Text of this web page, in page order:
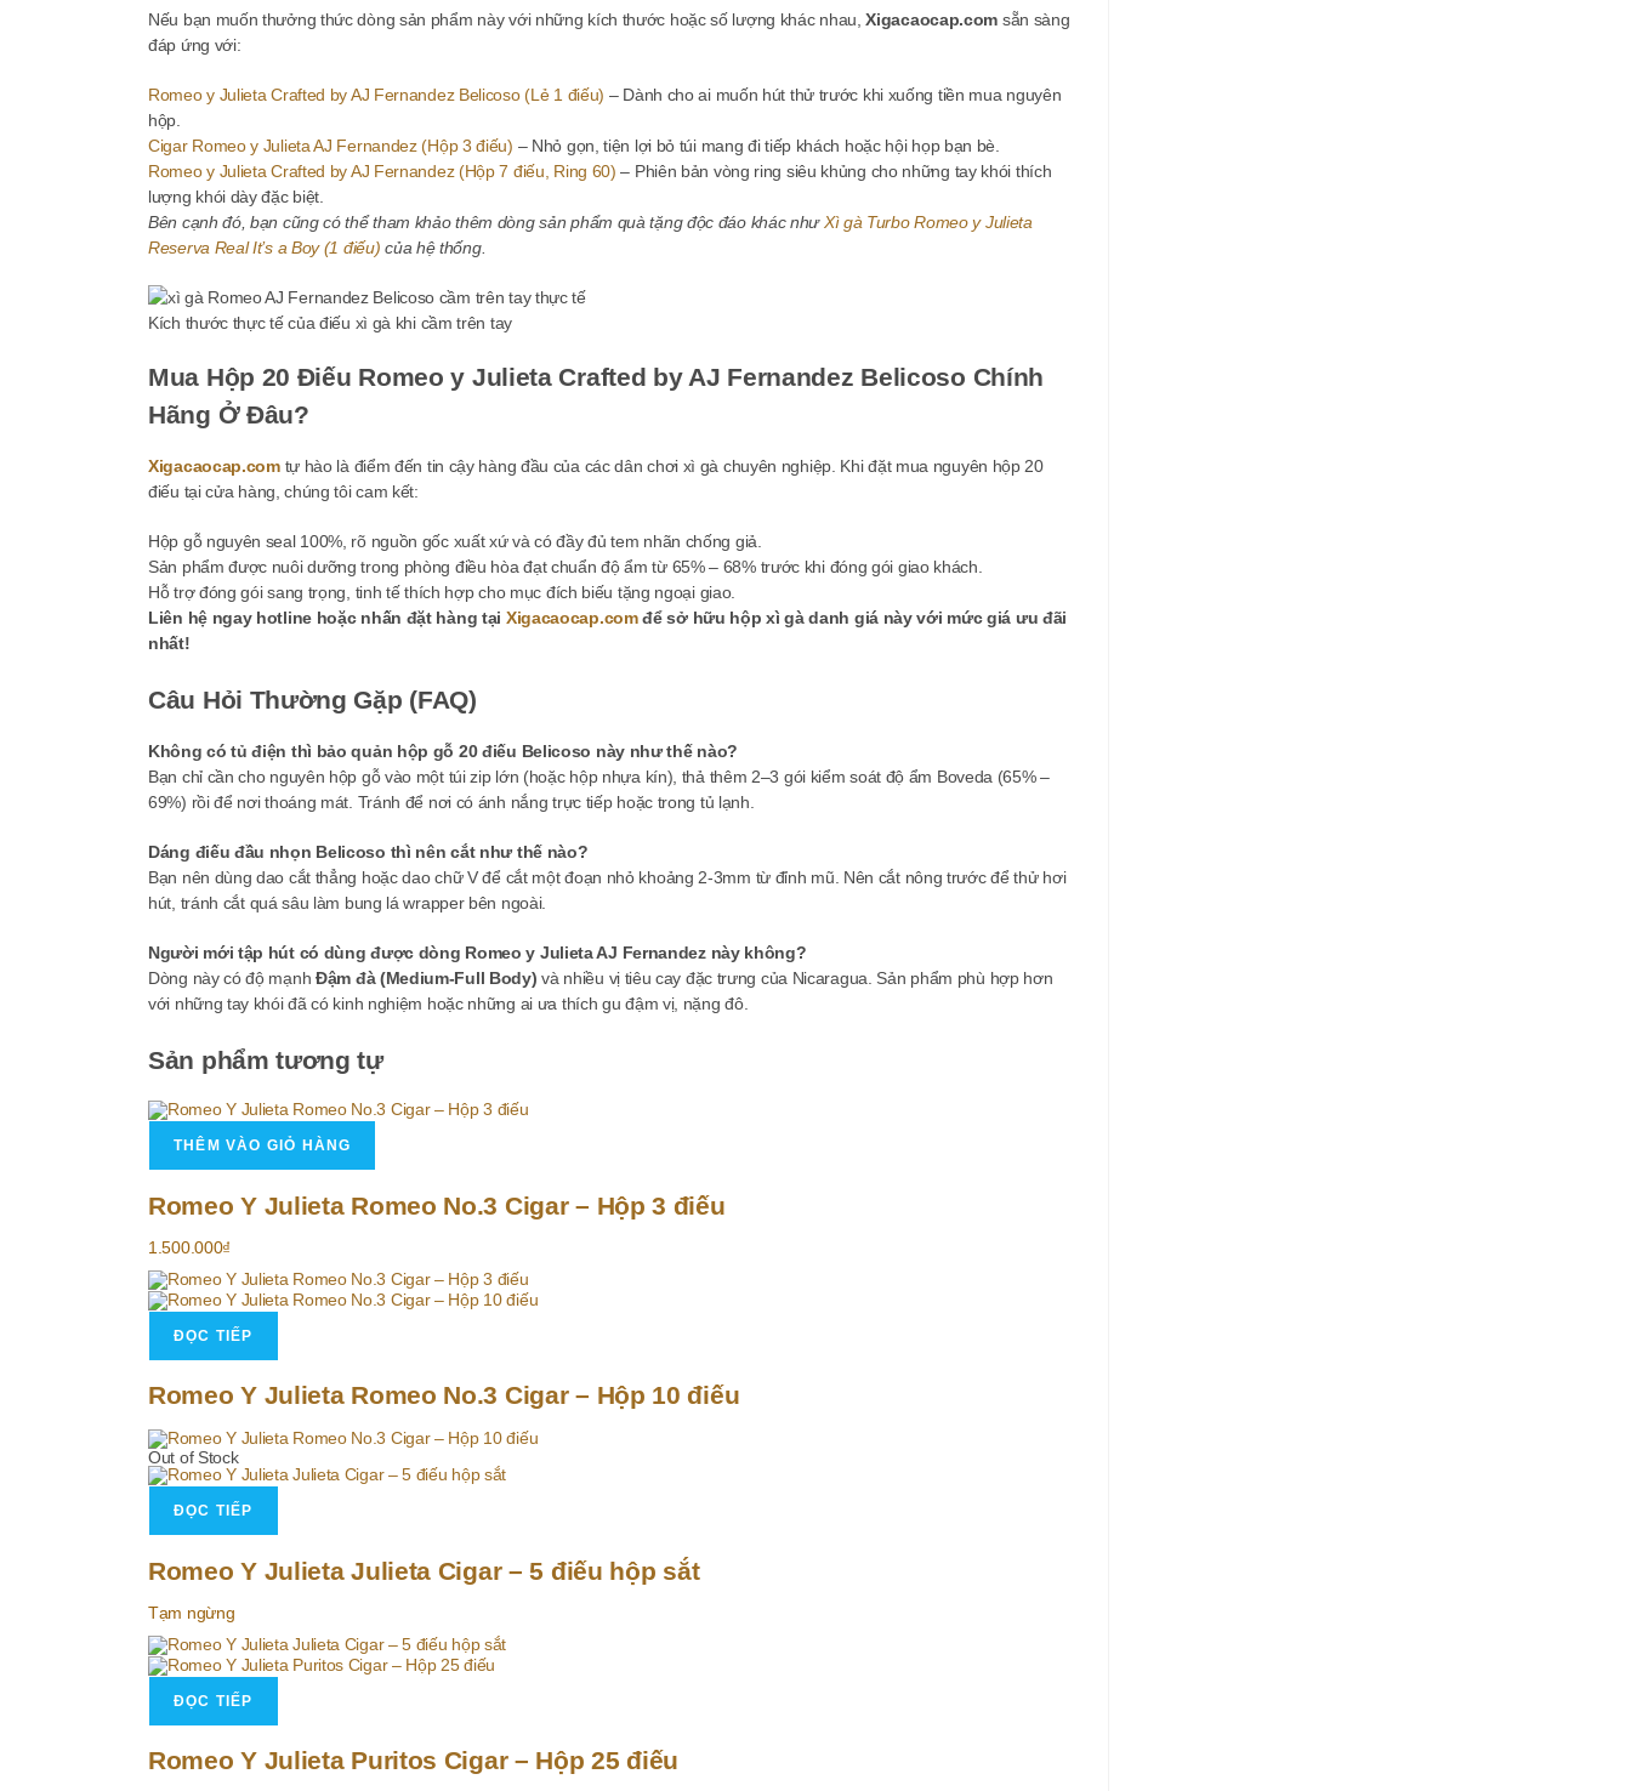
Nếu bạn muốn thưởng thức dòng sản phẩm này với những kích thước hoặc số lượng khác nhau,Xigacaocap.com sẵn sàng
đáp ứng với:
Romeo y Julieta Crafted by AJ Fernandez Belicoso (Lẻ 1 điếu) – Dành cho ai muốn hút thử trước khi xuống tiền mua nguyên
hộp.
Cigar Romeo y Julieta AJ Fernandez (Hộp 3 điếu) – Nhỏ gọn, tiện lợi bỏ túi mang đi tiếp khách hoặc hội họp bạn bè.
Romeo y Julieta Crafted by AJ Fernandez (Hộp 7 điếu, Ring 60) – Phiên bản vòng ring siêu khủng cho những tay khói thích
lượng khói dày đặc biệt.
Bên cạnh đó, bạn cũng có thể tham khảo thêm dòng sản phẩm quà tặng độc đáo khác nhưXì gà Turbo Romeo y Julieta
Reserva Real It’s a Boy (1 điếu) của hệ thống.
Kích thước thực tế của điếu xì gà khi cầm trên tay
Mua Hộp 20 Điếu Romeo y Julieta Crafted by AJ Fernandez Belicoso Chính
Hãng Ở Đâu?
Xigacaocap.comtự hào là điểm đến tin cậy hàng đầu của các dân chơi xì gà chuyên nghiệp. Khi đặt mua nguyên hộp 20
điếu tại cửa hàng, chúng tôi cam kết:
Hộp gỗ nguyên seal 100%, rõ nguồn gốc xuất xứ và có đầy đủ tem nhãn chống giả.
Sản phẩm được nuôi dưỡng trong phòng điều hòa đạt chuẩn độ ẩm từ 65% – 68% trước khi đóng gói giao khách.
Hỗ trợ đóng gói sang trọng, tinh tế thích hợp cho mục đích biếu tặng ngoại giao.
Liên hệ ngay hotline hoặc nhấn đặt hàng tại Xigacaocap.comđể sở hữu hộp xì gà danh giá này với mức giá ưu đãi
nhất!
Câu Hỏi Thường Gặp (FAQ)
Không có tủ điện thì bảo quản hộp gỗ 20 điếu Belicoso này như thế nào?
Bạn chỉ cần cho nguyên hộp gỗ vào một túi zip lớn (hoặc hộp nhựa kín), thả thêm 2–3 gói kiểm soát độ ẩm Boveda (65% –
69%) rồi để nơi thoáng mát. Tránh để nơi có ánh nắng trực tiếp hoặc trong tủ lạnh.
Dáng điếu đầu nhọn Belicoso thì nên cắt như thế nào?
Bạn nên dùng dao cắt thẳng hoặc dao chữ V để cắt một đoạn nhỏ khoảng 2-3mm từ đỉnh mũ. Nên cắt nông trước để thử hơi
hút, tránh cắt quá sâu làm bung lá wrapper bên ngoài.
Người mới tập hút có dùng được dòng Romeo y Julieta AJ Fernandez này không?
Dòng này có độ mạnh Đậm đà (Medium-Full Body) và nhiều vị tiêu cay đặc trưng của Nicaragua. Sản phẩm phù hợp hơn
với những tay khói đã có kinh nghiệm hoặc những ai ưa thích gu đậm vị, nặng đô.
Sản phẩm tương tự
THÊM VÀO GIỎ HÀNG
Romeo Y Julieta Romeo No.3 Cigar – Hộp 3 điếu
1.500.000₫
ĐỌC TIẾP
Romeo Y Julieta Romeo No.3 Cigar – Hộp 10 điếu
Out of Stock
ĐỌC TIẾP
Romeo Y Julieta Julieta Cigar – 5 điếu hộp sắt
Tạm ngừng
ĐỌC TIẾP
Romeo Y Julieta Puritos Cigar – Hộp 25 điếu